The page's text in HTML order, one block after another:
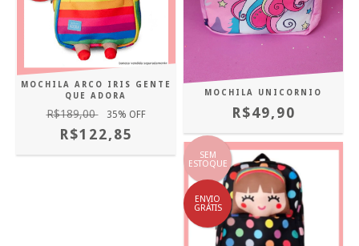
MOCHILA UNICORNIO
R$49,90
MOCHILA ARCO IRIS GENTE
QUE ADORA
R$189,00 35% OFF
R$122,85
SEM
ESTOQUE
ENVIO
GRÁTIS